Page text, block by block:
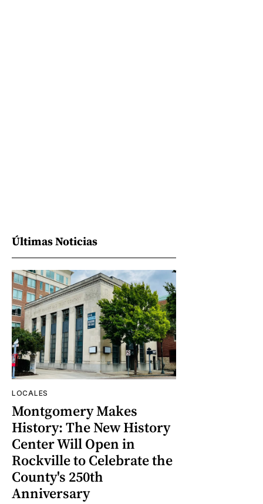
Últimas Noticias
LOCALES
Montgomery Makes
History: The New History
Center Will Open in
Rockville to Celebrate the
County's 250th
Anniversary